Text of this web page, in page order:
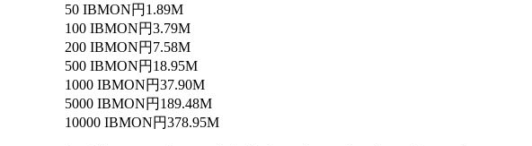
50 IBMON円1.89M
100 IBMON円3.79M
200 IBMON円7.58M
500 IBMON円18.95M
1000 IBMON円37.90M
5000 IBMON円189.48M
10000 IBMON円378.95M